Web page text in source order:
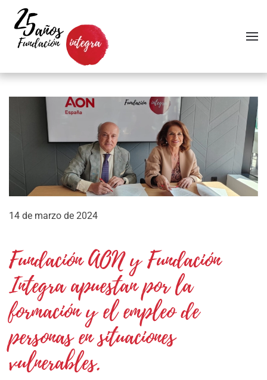
Skip to main content
14 de marzo de 2024
Fundación AON y Fundación
Integra apuestan por la
formación y el empleo de
personas en situaciones
vulnerables.